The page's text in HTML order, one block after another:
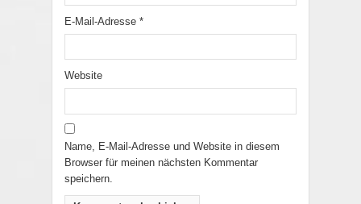
E-Mail-Adresse *
Website
Name, E-Mail-Adresse und Website in diesem
Browser für meinen nächsten Kommentar
speichern.